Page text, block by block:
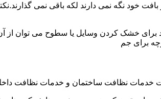
خود نگه نمی دارند لکه باقی نمی
برای خشک کردن وسایل یا سطوح می توان
برای جم
خدمات نظافت ساختمان و خدمات نظافت